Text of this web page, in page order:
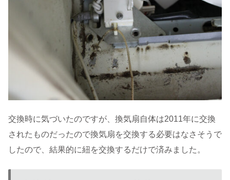
交換時に気づいたのですが、換気扇自体は2011年に交換
されたものだったので換気扇を交換する必要はなさそうで
したので、結果的に紐を交換するだけで済みました。